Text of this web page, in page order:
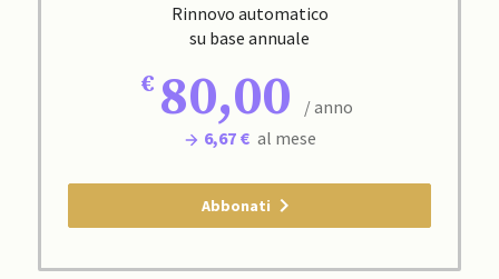
Rinnovo automatico
su base annuale
80,00
/ anno
6,67 € al mese
Abbonati